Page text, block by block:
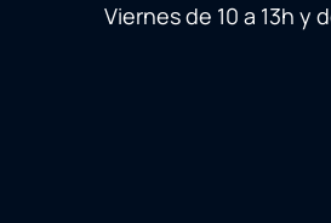
Viernes de 10 a 13h y